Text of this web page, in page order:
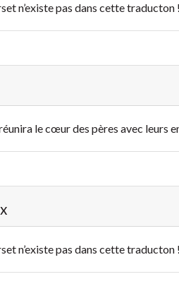
n’existe pas dans cette traducton !
le cœur des pères avec leurs
n’existe pas dans cette traducton !